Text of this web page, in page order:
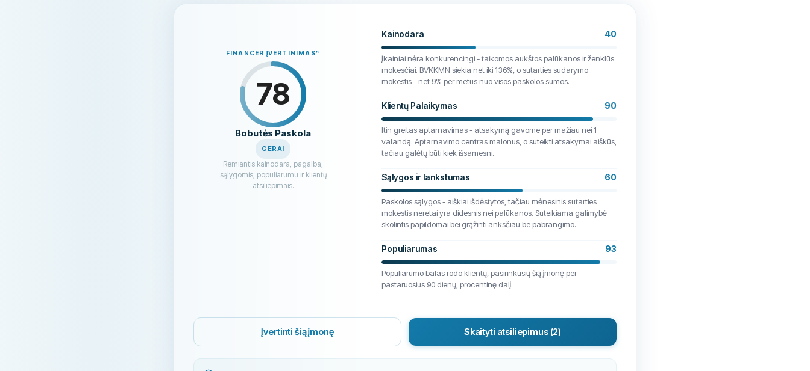
FINANCER ĮVERTINIMAS™
78
Bobutės Paskola
GERAI
Remiantis kainodara, pagalba,
sąlygomis, populiarumu ir klientų
atsiliepimais.
Kainodara 40
Įkainiai nėra konkurencingi - taikomos aukštos palūkanos ir ženklūs
mokesčiai. BVKKMN siekia net iki 136%, o sutarties sudarymo
mokestis - net 9% per metus nuo visos paskolos sumos.
Klientų Palaikymas 90
Itin greitas aptarnavimas - atsakymą gavome per mažiau nei 1
valandą. Aptarnavimo centras malonus, o suteikti atsakymai aiškūs,
tačiau galėtų būti kiek išsamesni.
Sąlygos ir lankstumas 60
Paskolos sąlygos - aiškiai išdėstytos, tačiau mėnesinis sutarties
mokestis neretai yra didesnis nei palūkanos. Suteikiama galimybė
skolintis papildomai bei grąžinti anksčiau be pabrangimo.
Populiarumas 93
Populiarumo balas rodo klientų, pasirinkusių šią įmonę per
pastaruosius 90 dienų, procentinę dalį.
Įvertinti šią įmonę Skaityti atsiliepimus (2)